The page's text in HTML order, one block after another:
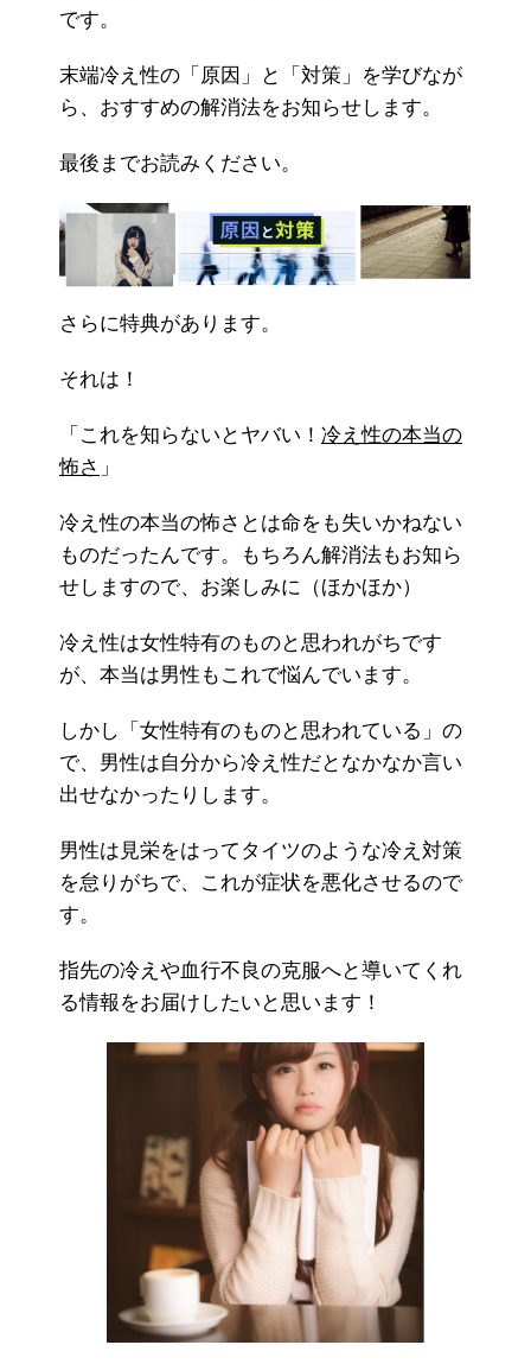
です。
末端冷え性の「原因」と「対策」を学びなが
ら、おすすめの解消法をお知らせします。
最後までお読みください。
さらに特典があります。
それは！
「これを知らないとヤバい！ 冷え性の本当の
怖さ 」
冷え性の本当の怖さとは命をも失いかねない
ものだったんです。もちろん解消法もお知ら
せしますので、お楽しみに（ほかほか）
冷え性は女性特有のものと思われがちです
が、本当は男性もこれで悩んでいます。
しかし「女性特有のものと思われている」の
で、男性は自分から冷え性だとなかなか言い
出せなかったりします。
男性は見栄をはってタイツのような冷え対策
を怠りがちで、これが症状を悪化させるので
す。
指先の冷えや血行不良の克服へと導いてくれ
る情報をお届けしたいと思います！